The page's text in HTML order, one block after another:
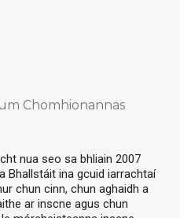
Chomhionannas
nua seo sa bhliain 2007
Bhallstáit ina gcuid iarrachtaí
chun cinn, chun aghaidh a
ar inscne agus chun